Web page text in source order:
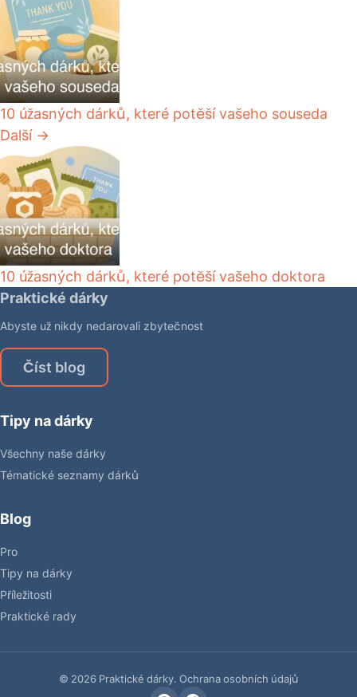
10 úžasných dárků, které potěší vašeho souseda
Další →
10 úžasných dárků, které potěší vašeho doktora
Praktické dárky
Abyste už nikdy nedarovali zbytečnost
Číst blog
Tipy na dárky
Všechny naše dárky
Tématické seznamy dárků
Blog
Pro
Tipy na dárky
Příležitosti
Praktické rady
© 2026 Praktické dárky. Ochrana osobních údajů